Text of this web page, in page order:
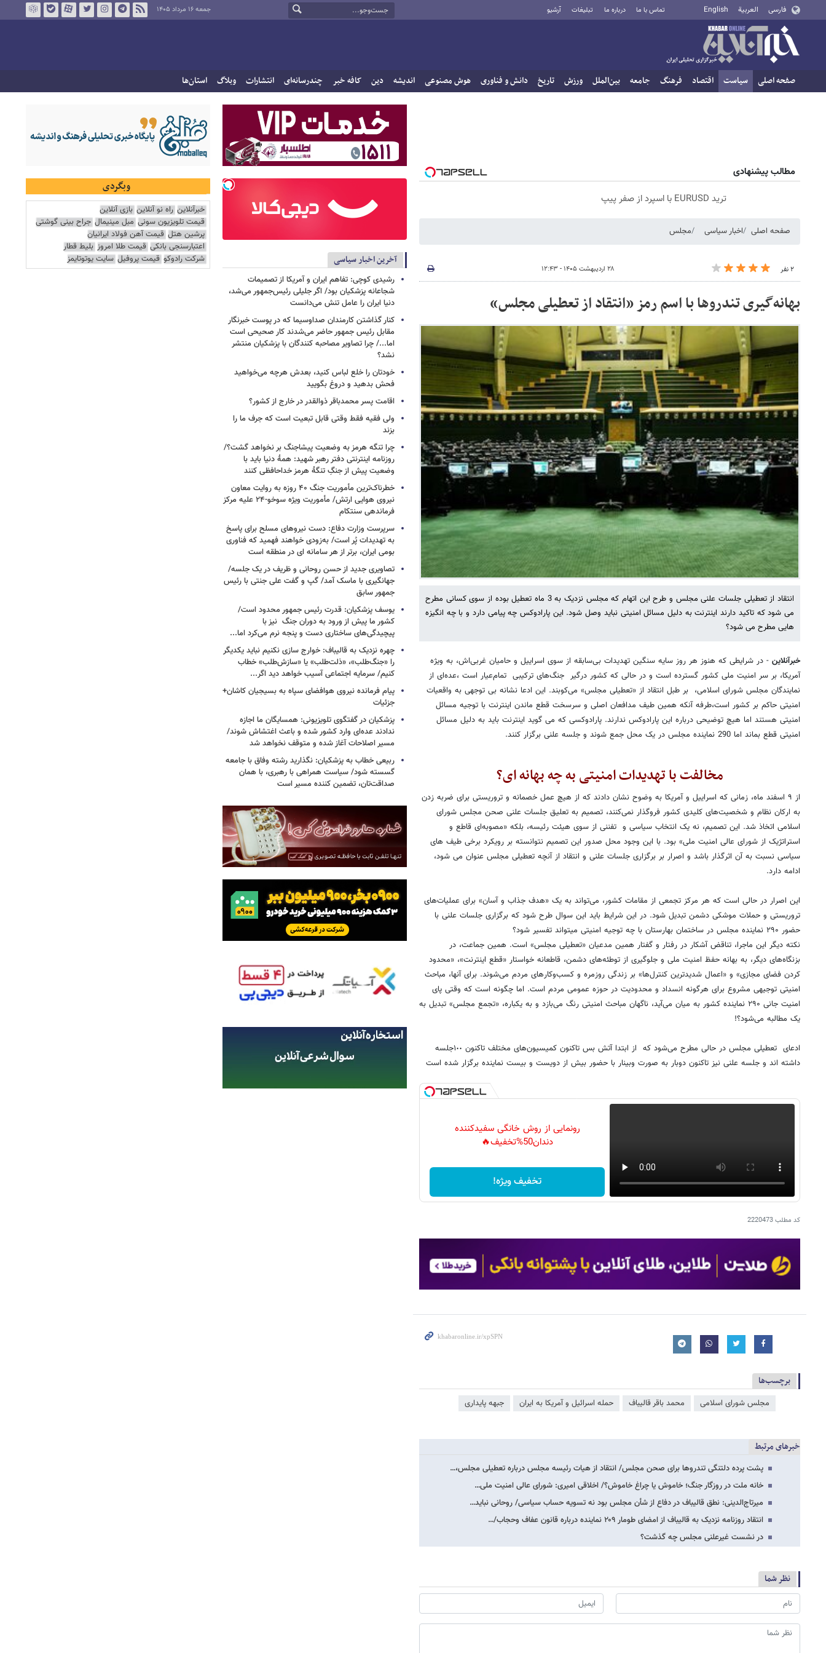
فارسی العربية English تماس با ما درباره ما تبلیغات آرشیو جمعه ۱۶ مرداد ۱۴۰۵
صفحه اصلی سیاست اقتصاد فرهنگ جامعه بین‌الملل ورزش تاریخ دانش و فناوری هوش مصنوعی اندیشه دین کافه خبر چندرسانه‌ای انتشارات وبلاگ استان‌ها
مطالب پیشنهادی
ترید EURUSD با اسپرد از صفر پیپ
صفحه اصلی اخبار سیاسی مجلس
۲ نفر ۲۸ اردیبهشت ۱۴۰۵ - ۱۲:۴۳
بهانه‌گیری تندروها با اسم رمز «انتقاد از تعطیلی مجلس»
انتقاد از تعطیلی جلسات علنی مجلس و طرح این اتهام که مجلس نزدیک به 3 ماه تعطیل بوده از سوی کسانی مطرح
می شود که تاکید دارند اینترنت به دلیل مسائل امنیتی نباید وصل شود. این پارادوکس چه پیامی دارد و با چه انگیزه
هایی مطرح می شود؟
خبرآنلاین - در شرایطی که هنوز هر روز سایه سنگین تهدیدات بی‌سابقه از سوی اسراییل و حامیان غربی‌اش، به ویژه
آمریکا، بر سر امنیت ملی کشور گسترده‌ است و در حالی که کشور درگیر جنگ‌های ترکیبی تمام‌عیار است ،عده‌ای از
نمایندگان مجلس شورای اسلامی، بر طبل انتقاد از «تعطیلی مجلس» می‌کوبند. این ادعا نشانه بی توجهی به واقعیات
امنیتی حاکم بر کشور است،طرفه آنکه همین طیف مدافعان اصلی و سرسخت قطع ماندن اینترنت با توجیه مسائل
امنیتی هستند اما هیچ توضیحی درباره این پارادوکس ندارند. پارادوکسی که می گوید اینترنت باید به دلیل مسائل
امنیتی قطع بماند اما 290 نماینده مجلس در یک محل جمع شوند و جلسه علنی برگزار کنند.
مخالفت با تهدیدات امنیتی به چه بهانه ای؟
از ۹ اسفند ماه، زمانی که اسراییل و آمریکا به وضوح نشان دادند که از هیچ عمل خصمانه و تروریستی برای ضربه زدن
به ارکان نظام و شخصیت‌های کلیدی کشور فروگذار نمی‌کنند، تصمیم به تعلیق جلسات علنی صحن مجلس شورای
اسلامی اتخاذ شد. این تصمیم، نه یک انتخاب سیاسی و تفننی از سوی هیئت رئیسه، بلکه «مصوبه‌ای قاطع و
استراتژیک از شورای عالی امنیت ملی» بود. با این وجود محل صدور این تصمیم نتوانسته بر رویکرد برخی طیف های
سیاسی نسبت به آن اثرگذار باشد و اصرار بر برگزاری جلسات علنی و انتقاد از آنچه تعطیلی مجلس عنوان می شود،
ادامه دارد.
این اصرار در حالی است که هر مرکز تجمعی از مقامات کشور، می‌تواند به یک «هدف جذاب و آسان» برای عملیات‌های
تروریستی و حملات موشکی دشمن تبدیل شود. در این شرایط باید این سوال طرح شود که برگزاری جلسات علنی با
حضور ۲۹۰ نماینده مجلس در ساختمان بهارستان با چه توجیه امنیتی میتواند تفسیر شود؟
نکته دیگر این ماجرا، تناقض آشکار در رفتار و گفتار همین مدعیان «تعطیلی مجلس» است. همین جماعت، در
بزنگاه‌های دیگر، به بهانه حفظ امنیت ملی و جلوگیری از توطئه‌های دشمن، قاطعانه خواستار «قطع اینترنت»، «محدود
کردن فضای مجازی» و «اعمال شدیدترین کنترل‌ها» بر زندگی روزمره و کسب‌وکارهای مردم می‌شوند. برای آنها، مباحث
امنیتی توجیهی مشروع برای هرگونه انسداد و محدودیت در حوزه عمومی مردم است. اما چگونه است که وقتی پای
امنیت جانی ۲۹۰ نماینده کشور به میان می‌آید، ناگهان مباحث امنیتی رنگ می‌بازد و به یکباره، «تجمع مجلس» تبدیل به
یک مطالبه می‌شود؟!
ادعای تعطیلی مجلس در حالی مطرح می‌شود که از ابتدا آتش بس تاکنون کمیسیون‌های مختلف تاکنون ١٠٠جلسه
داشته اند و جلسه علنی نیز تاکنون دوبار به صورت وبینار با حضور بیش از دویست و بیست نماینده برگزار شده است
رونمایی از روش خانگی سفیدکننده
دندان50%تخفیف🔥
تخفیف ویژه!
کد مطلب2220473
برچسب‌ها
مجلس شورای اسلامی محمد باقر قالیباف حمله اسرائیل و آمریکا به ایران جبهه پایداری
خبرهای مرتبط
پشت پرده دلتنگی تندروها برای صحن مجلس/ انتقاد از هیات رئیسه مجلس درباره تعطیلی مجلس،…
خانه ملت در روزگار جنگ؛ خاموش یا چراغ خاموش؟/ اخلاقی امیری: شورای عالی امنیت ملی…
میرتاج‌الدینی: نطق قالیباف در دفاع از شأن مجلس بود نه تسویه‌ حساب سیاسی/ روحانی نباید…
انتقاد روزنامه نزدیک به قالیباف از امضای طومار ۲۰۹ نماینده درباره قانون عفاف وحجاب/…
در نشست غیرعلنی مجلس چه گذشت؟
نظر شما
آخرین اخبار سیاسی
رشیدی کوچی: تفاهم ایران و آمریکا از تصمیمات
شجاعانه پزشکیان بود/ اگر جلیلی رئیس‌جمهور می‌شد،
دنیا ایران را عامل تنش می‌دانست
کنار گذاشتن کارمندان صداوسیما که در پوست خبرنگار
مقابل رئیس جمهور حاضر می‌شدند کار صحیحی است
اما.../ چرا تصاویر مصاحبه کنندگان با پزشکیان منتشر
نشد؟
خودتان را خلع لباس کنید، بعدش هرچه می‌خواهید
فحش بدهید و دروغ بگویید
اقامت پسر محمدباقر ذوالقدر در خارج از کشور؟
ولی فقیه فقط وقتی قابل تبعیت است که جرف ما را
بزند
چرا تنگه هرمز به وضعیت پیشاجنگ بر نخواهد گشت؟/
روزنامه اینترنتی دفتر رهبر شهید: همۀ دنیا باید با
وضعیت پیش از جنگِ تنگۀ هرمز خداحافظی کنند
خطرناک‌ترین مأموریت جنگ ۴۰ روزه به روایت معاون
نیروی هوایی ارتش/ مأموریت ویژه سوخو-۲۴ علیه مرکز
فرماندهی سنتکام
سرپرست وزارت دفاع: دست نیروهای مسلح برای پاسخ
به تهدیدات پُر است/ به‌زودی خواهند فهمید که فناوری
بومی ایران، برتر از هر سامانه ای در منطقه است
تصاویری جدید از حسن روحانی و ظریف در یک جلسه/
جهانگیری با ماسک آمد/ گپ و گفت علی جنتی با رئیس
جمهور سابق
یوسف پزشکیان: قدرت رئیس‌ جمهور محدود است/
کشور ما پیش از ورود به دوران جنگ نیز با
پیچیدگی‌های ساختاری دست و پنجه نرم می‌کرد اما...
چهره نزدیک به قالیباف: خوارج سازی نکنیم نباید یکدیگر
را «جنگ‌طلب»، «ذلت‌طلب» یا «سازش‌طلب» خطاب
کنیم/ سرمایه اجتماعی آسیب خواهد دید اگر...
پیام فرمانده نیروی هوافضای سپاه به بسیجیان کاشان+
جزئیات
پزشکیان در گفتگوی تلویزیونی: همسایگان ما اجازه
ندادند عده‌ای وارد کشور شده و باعث اغتشاش شوند/
مسیر اصلاحات آغاز شده و متوقف نخواهد شد
ربیعی خطاب به پزشکیان: نگذارید رشته وفاق با جامعه
گسسته شود/ سیاست همراهی با رهبری، با همان
صداقت‌تان، تضمین کننده مسیر است
وبگردی
خبرآنلاین راه نو آنلاین بازی آنلاین
قیمت تلویزیون سونی مبل مینیمال جراح بینی گوشتی
پرشین هتل قیمت آهن فولاد ایرانیان
اعتبارسنجی بانکی قیمت طلا امروز بلیط قطار
شرکت رادوکو قیمت پروفیل سایت یوتوتایمز